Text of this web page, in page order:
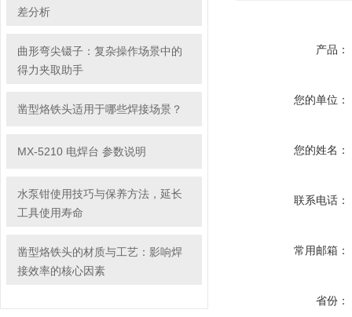
差分析
曲形弯尖镊子：复杂操作场景中的
得力夹取助手
凿型烙铁头适用于哪些焊接场景？
MX-5210 电焊台 参数说明
水泵钳使用技巧与保养方法，延长
工具使用寿命
凿型烙铁头的材质与工艺：影响焊
接效率的核心因素
产品：
您的单位：
您的姓名：
联系电话：
常用邮箱：
省份：